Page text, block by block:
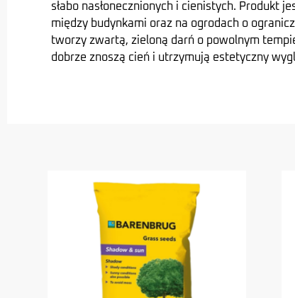
słabo nasłonecznionych i cienistych. Produkt
między budynkami oraz na ogrodach o
tworzy zwar­tą, zieloną darń o powolnym
dobrze znoszą cień i utrzymują estetyczny